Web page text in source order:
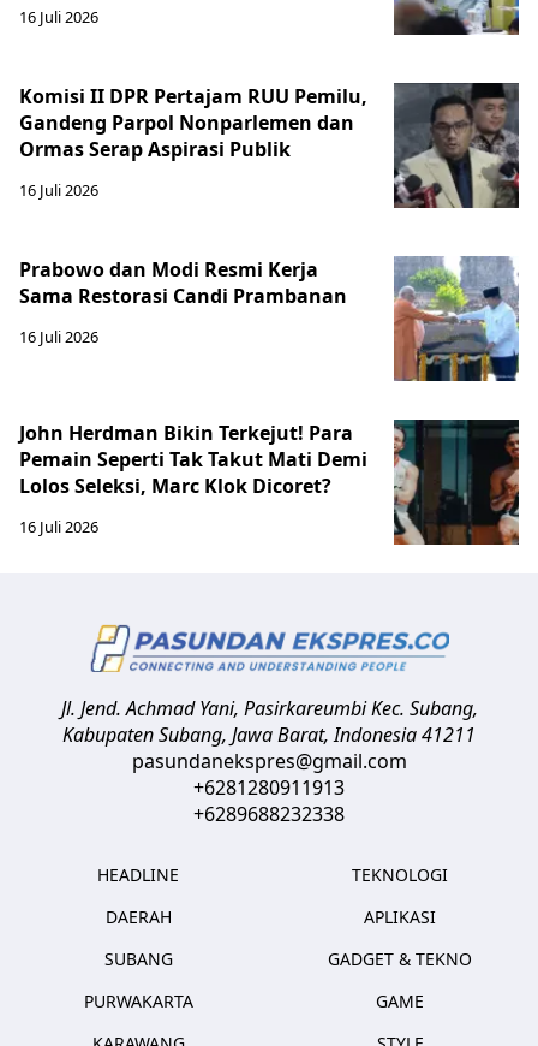
16 Juli 2026
Komisi II DPR Pertajam RUU Pemilu,
Gandeng Parpol Nonparlemen dan
Ormas Serap Aspirasi Publik
16 Juli 2026
Prabowo dan Modi Resmi Kerja
Sama Restorasi Candi Prambanan
16 Juli 2026
John Herdman Bikin Terkejut! Para
Pemain Seperti Tak Takut Mati Demi
Lolos Seleksi, Marc Klok Dicoret?
16 Juli 2026
Jl. Jend. Achmad Yani, Pasirkareumbi Kec. Subang,
Kabupaten Subang, Jawa Barat,Indonesia41211
pasundanekspres@gmail.com
+6281280911913
+6289688232338
HEADLINE
DAERAH
SUBANG
PURWAKARTA
TEKNOLOGI
APLIKASI
GADGET & TEKNO
GAME